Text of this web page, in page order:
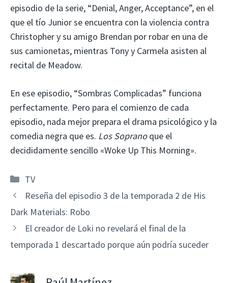
episodio de la serie, “Denial, Anger, Acceptance”, en el
que el tío Junior se encuentra con la violencia contra
Christopher y su amigo Brendan por robar en una de
sus camionetas, mientras Tony y Carmela asisten al
recital de Meadow.
En ese episodio, “Sombras Complicadas” funciona
perfectamente. Pero para el comienzo de cada
episodio, nada mejor prepara el drama psicológico y la
comedia negra que es. Los Sopranoque el
decididamente sencillo «Woke Up This Morning».
Categorías
TV
Reseña del episodio 3 de la temporada 2 de His
Dark Materials: Robo
El creador de Loki no revelará el final de la
temporada 1 descartado porque aún podría suceder